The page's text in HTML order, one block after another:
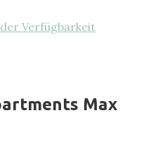
Verfügbarkeit
Max